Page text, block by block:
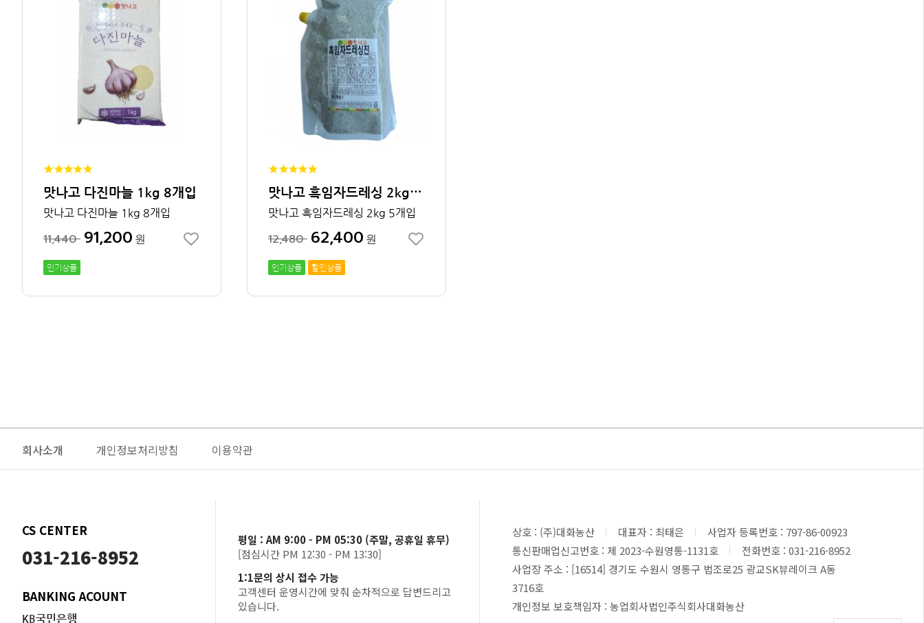
맛나고 다진마늘 1kg 8개입
맛나고 다진마늘 1kg 8개입
11,440 91,200 원
인기상품
맛나고 흑임자드레싱 2kg 5개입
맛나고 흑임자드레싱 2kg 5개입
12,480 62,400 원
인기상품 할인상품
회사소개 개인정보처리방침 이용약관
CS CENTER
031-216-8952
BANKING ACOUNT
KB국민은행
평일 : AM 9:00 - PM 05:30 (주말, 공휴일 휴무)
[점심시간 PM 12:30 - PM 13:30]
1:1문의 상시 접수 가능
고객센터 운영시간에 맞춰 순차적으로 답변드리고
있습니다.
상호 : (주)대화농산 대표자 : 최태은
사업자 등록번호 : 797-86-00923
통신판매업신고번호 : 제 2023-수원영통-1131호
전화번호 : 031-216-8952
사업장 주소 : [16514] 경기도 수원시 영통구 법조로25 광교SK뷰레이크 A동
3716호
개인정보 보호책임자 : 농업회사법인주식회사대화농산